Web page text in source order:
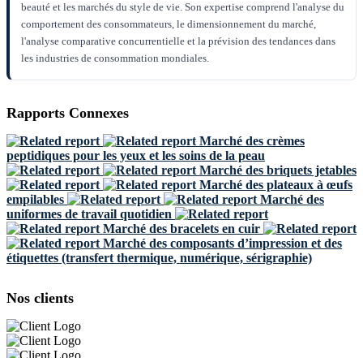
beauté et les marchés du style de vie. Son expertise comprend l'analyse du
comportement des consommateurs, le dimensionnement du marché,
l'analyse comparative concurrentielle et la prévision des tendances dans
les industries de consommation mondiales.
Rapports Connexes
Marché des crèmes
peptidiques pour les yeux et les soins de la peau
Marché des briquets jetables
Marché des plateaux à œufs
empilables
Marché des
uniformes de travail quotidien
Marché des bracelets en cuir
Marché des composants d’impression et des
étiquettes (transfert thermique, numérique, sérigraphie)
Nos clients